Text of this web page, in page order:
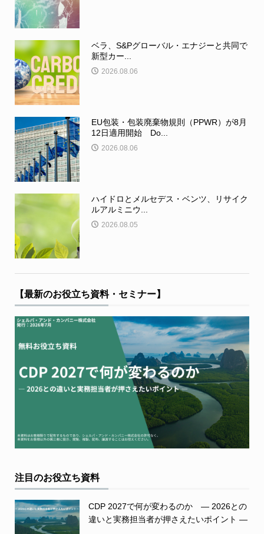
ベラ、S&Pグローバル・エナジーと共同で
新型カー...
2026.08.06
EU包装・包装廃棄物規則（PPWR）が8月
12日適用開始 Do...
2026.08.06
ハイドロとメルセデス・ベンツ、リサイク
ルアルミニウ...
2026.08.05
【最新のお役立ち資料・セミナー】
注目のお役立ち資料
CDP 2027で何が変わるのか ― 2026との
違いと実務担当者が押さえたいポイント ―